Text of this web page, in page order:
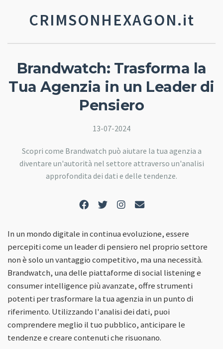
CRIMSONHEXAGON.it
Brandwatch: Trasforma la
Tua Agenzia in un Leader di
Pensiero
13-07-2024
Scopri come Brandwatch può aiutare la tua agenzia a
diventare un'autorità nel settore attraverso un'analisi
approfondita dei dati e delle tendenze.
In un mondo digitale in continua evoluzione, essere
percepiti come un leader di pensiero nel proprio settore
non è solo un vantaggio competitivo, ma una necessità.
Brandwatch, una delle piattaforme di social listening e
consumer intelligence più avanzate, offre strumenti
potenti per trasformare la tua agenzia in un punto di
riferimento. Utilizzando l'analisi dei dati, puoi
comprendere meglio il tuo pubblico, anticipare le
tendenze e creare contenuti che risuonano.